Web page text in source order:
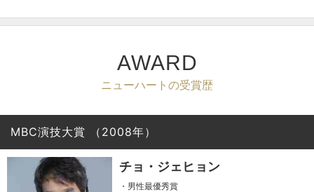
AWARD
ニューハートの受賞歴
MBC演技大賞 （2008年）
チョ・ジェヒョン
・男性最優秀賞